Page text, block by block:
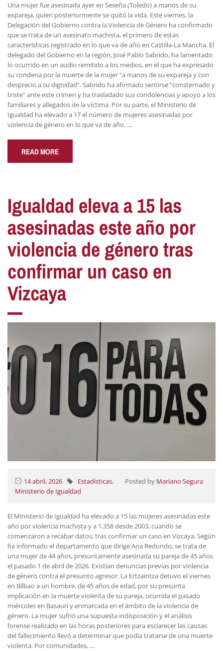
Una mujer fue asesinada ayer en Seseña (Toledo) a manos de su
expareja, quien posteriormente se quitó la vida. Este viernes, la
Delegación del Gobierno contra la Violencia de Género ha confirmado
que se trata de un asesinato machista, el primero de estas
características registrado en lo que va de año en Castilla-La Mancha. El
delegado del Gobierno en la región, José Pablo Sabrido, ha lamentado
lo ocurrido en un audio remitido a los medios, en el que ha expresado
su condena por la muerte de la mujer “a manos de su expareja y con
desprecio a su dignidad”. Sabrido ha afirmado sentirse “consternado y
triste” ante este crimen y ha trasladado sus condolencias y apoyo a los
familiares y allegados de la víctima. Por su parte, el Ministerio de
Igualdad ha elevado a 17 el número de mujeres asesinadas por
violencia de género en lo que va de año, …
READ MORE
Igualdad eleva a 15 las
asesinadas este año por
violencia de género tras
confirmar un caso en
Vizcaya
14 abril, 2026 Posted by Mariano Segura
Estadísticas,
Ministerio de Igualdad
El Ministerio de Igualdad ha elevado a 15 las mujeres asesinadas este
año por violencia machista y a 1.358 desde 2003, cuando se
comenzaron a recabar datos, tras confirmar un caso en Vizcaya. Según
ha informado el departamento que dirige Ana Redondo, se trata de
una mujer de 44 años, presuntamente asesinada su pareja de 45 años
el pasado 1 de abril de 2026. Existían denuncias previas por violencia
de género contra el presunto agresor. La Ertzaintza detuvo el viernes
en Bilbao a un hombre, de 45 años de edad, por su presunta
implicación en la muerte violenta de su pareja, ocurrida el pasado
miércoles en Basauri y enmarcada en el ámbito de la violencia de
género. La mujer sufrió una supuesta indisposición y el análisis
forense realizado en las horas posteriores para esclarecer las causas
del fallecimiento llevó a determinar que podía tratarse de una muerte
violenta. Por comunidades, …